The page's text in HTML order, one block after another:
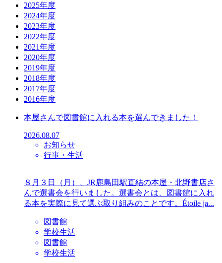
2025年度
2024年度
2023年度
2022年度
2021年度
2020年度
2019年度
2018年度
2017年度
2016年度
本屋さんで図書館に入れる本を選んできました！
2026.08.07
お知らせ
行事・生活
８月３日（月）、JR鹿島田駅直結の本屋・北野書店さ
んで選書会を行いました。選書会とは、図書館に入れ
る本を実際に見て選ぶ取り組みのことです。Étoile ja...
図書館
学校生活
図書館
学校生活